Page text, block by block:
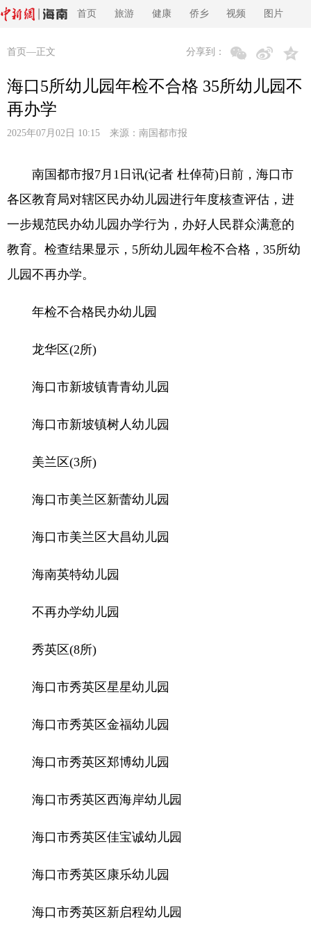
首页 旅游 健康 侨乡 视频 图片
首页 —正文 分享到：
海口5所幼儿园年检不合格 35所幼儿园不
再办学
2025年07月02日 10:15 来源： 南国都市报
南国都市报7月1日讯(记者 杜倬荷)日前，海口市
各区教育局对辖区民办幼儿园进行年度核查评估，进
一步规范民办幼儿园办学行为，办好人民群众满意的
教育。检查结果显示，5所幼儿园年检不合格，35所幼
儿园不再办学。
年检不合格民办幼儿园
龙华区(2所)
海口市新坡镇青青幼儿园
海口市新坡镇树人幼儿园
美兰区(3所)
海口市美兰区新蕾幼儿园
海口市美兰区大昌幼儿园
海南英特幼儿园
不再办学幼儿园
秀英区(8所)
海口市秀英区星星幼儿园
海口市秀英区金福幼儿园
海口市秀英区郑博幼儿园
海口市秀英区西海岸幼儿园
海口市秀英区佳宝诚幼儿园
海口市秀英区康乐幼儿园
海口市秀英区新启程幼儿园